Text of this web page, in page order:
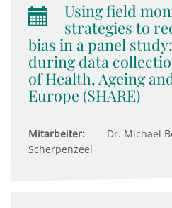
Using field
strategies to
bias in a panel
during data
of Health, Ageing
Europe (SHARE)
Mitarbeiter:
Dr. Michael
Scherpenzeel